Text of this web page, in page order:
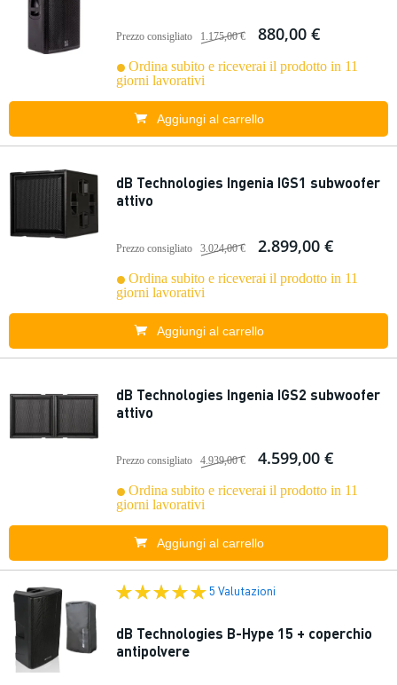
Prezzo consigliato 1.175,00 € 880,00 €
Ordina subito e riceverai il prodotto in 11
giorni lavorativi
Aggiungi al carrello
dB Technologies Ingenia IGS1 subwoofer
attivo
Prezzo consigliato 3.024,00 € 2.899,00 €
Ordina subito e riceverai il prodotto in 11
giorni lavorativi
Aggiungi al carrello
dB Technologies Ingenia IGS2 subwoofer
attivo
Prezzo consigliato 4.939,00 € 4.599,00 €
Ordina subito e riceverai il prodotto in 11
giorni lavorativi
Aggiungi al carrello
5 Valutazioni
dB Technologies B-Hype 15 + coperchio
antipolvere